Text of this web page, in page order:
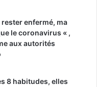
rester enfermé, ma
le coronavirus « ,
aux autorités
8 habitudes, elles